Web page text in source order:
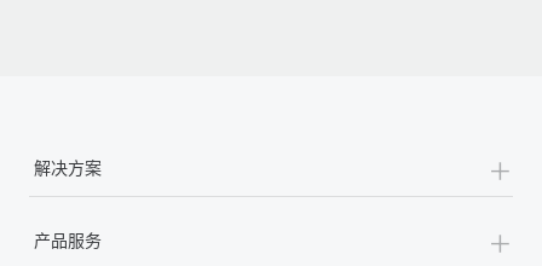
解决方案 +
产品服务 +